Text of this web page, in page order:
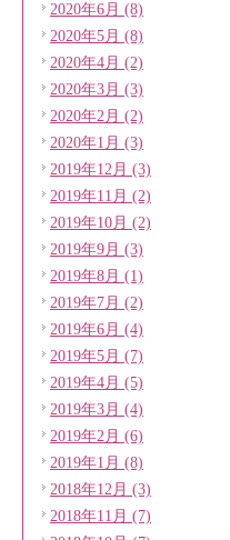
2020年6月 (8)
2020年5月 (8)
2020年4月 (2)
2020年3月 (3)
2020年2月 (2)
2020年1月 (3)
2019年12月 (3)
2019年11月 (2)
2019年10月 (2)
2019年9月 (3)
2019年8月 (1)
2019年7月 (2)
2019年6月 (4)
2019年5月 (7)
2019年4月 (5)
2019年3月 (4)
2019年2月 (6)
2019年1月 (8)
2018年12月 (3)
2018年11月 (7)